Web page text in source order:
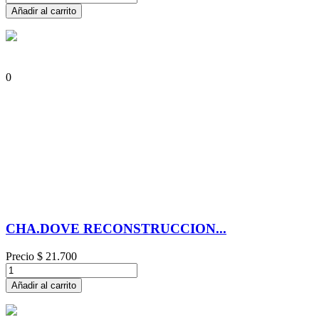
Añadir al carrito
0
CHA.DOVE RECONSTRUCCION...
Precio $ 21.700
Añadir al carrito